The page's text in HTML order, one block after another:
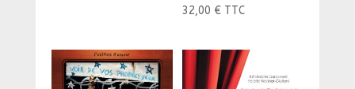
32,00 € TTC